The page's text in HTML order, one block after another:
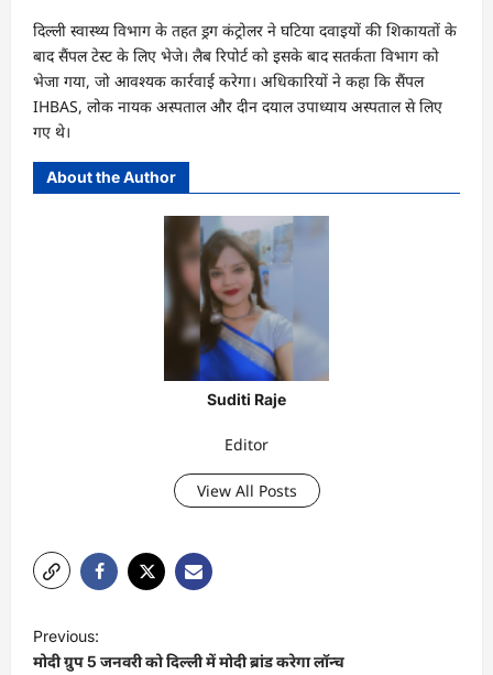
दिल्ली स्वास्थ्य विभाग के तहत ड्रग कंट्रोलर ने घटिया दवाइयों की शिकायतों के
बाद सैंपल टेस्ट के लिए भेजे। लैब रिपोर्ट को इसके बाद सतर्कता विभाग को
भेजा गया, जो आवश्यक कार्रवाई करेगा। अधिकारियों ने कहा कि सैंपल
IHBAS, लोक नायक अस्पताल और दीन दयाल उपाध्याय अस्पताल से लिए
गए थे।
About the Author
Suditi Raje
Editor
View All Posts
o
Previous:
मोदी ग्रुप 5 जनवरी को दिल्ली में मोदी ब्रांड करेगा लॉन्च